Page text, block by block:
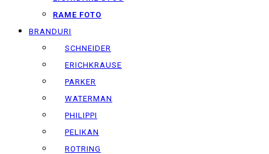
RAME FOTO
BRANDURI
SCHNEIDER
ERICHKRAUSE
PARKER
WATERMAN
PHILIPPI
PELIKAN
ROTRING